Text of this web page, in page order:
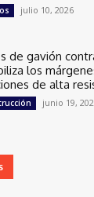
julio 10, 2026
de gavión
los
de alta
junio 19,